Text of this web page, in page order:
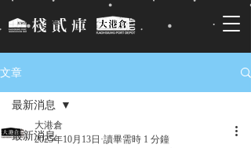
文章
最新消息
最新消息
大港倉
2025年10月13日 讀畢需時 1 分鐘